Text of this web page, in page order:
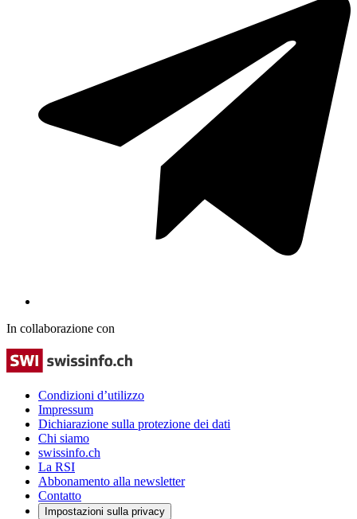
In collaborazione con
Condizioni d’utilizzo
Impressum
Dichiarazione sulla protezione dei dati
Chi siamo
swissinfo.ch
La RSI
Abbonamento alla newsletter
Contatto
Impostazioni sulla privacy